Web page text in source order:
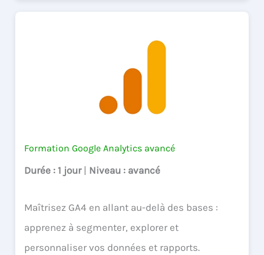
Formation Google Analytics avancé
Durée : 1 jour | Niveau : avancé
Maîtrisez GA4 en allant au-delà des bases :
apprenez à segmenter, explorer et
personnaliser vos données et rapports.